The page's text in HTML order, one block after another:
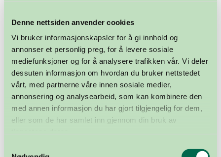
Denne nettsiden anvender cookies
Vi bruker informasjonskapsler for å gi innhold og
annonser et personlig preg, for å levere sosiale
mediefunksjoner og for å analysere trafikken vår. Vi deler
dessuten informasjon om hvordan du bruker nettstedet
vårt, med partnerne våre innen sosiale medier,
annonsering og analysearbeid, som kan kombinere den
med annen informasjon du har gjort tilgjengelig for dem,
eller som de har samlet inn gjennom din bruk av